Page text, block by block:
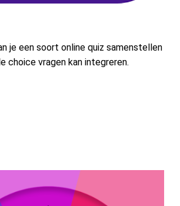
je een soort online quiz samenstellen
choice vragen kan integreren.